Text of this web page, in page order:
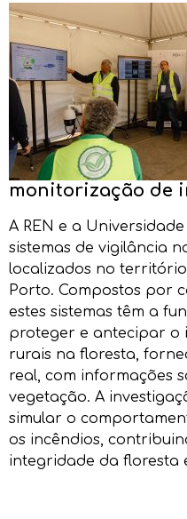
monitorização de
A REN e a
sistemas de vigilância
localizados no
Porto. Compostos por
estes sistemas têm a
proteger e antecipar o
rurais na floresta,
real, com informações
vegetação. A
simular o
os incêndios,
integridade da floresta